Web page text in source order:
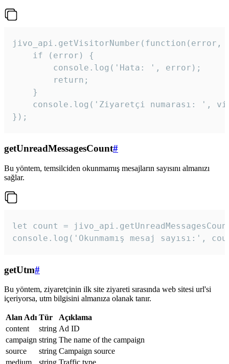
jivo_api.getVisitorNumber(function(error,
    if (error) {
        console.log('Hata: ', error);
        return;
    }
console.log('Ziyaretçi numarası: ',
});
getUnreadMessagesCount#
Bu yöntem, temsilciden okunmamış mesajların sayısını almanızı
sağlar.
let count =
console.log('Okunmamış mesaj sayısı:',
getUtm#
Bu yöntem, ziyaretçinin ilk site ziyareti sırasında web sitesi url'si
içeriyorsa, utm bilgisini almanıza olanak tanır.
Alan Adı Tür
Açıklama
content
string Ad ID
campaign string The name of the campaign
source
string Campaign source